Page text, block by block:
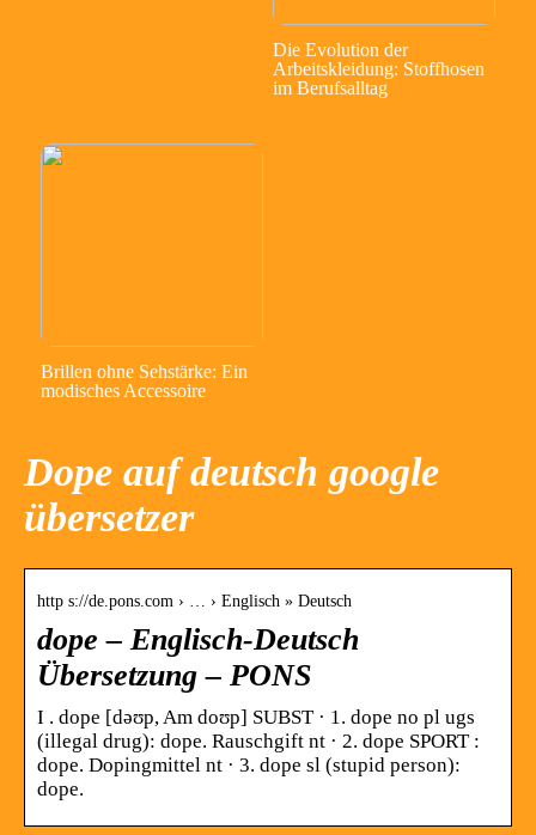
Die Evolution der
Arbeitskleidung: Stoffhosen
im Berufsalltag
Brillen ohne Sehstärke: Ein
modisches Accessoire
Dope auf deutsch google
übersetzer
http s://de.pons.com › … › Englisch » Deutsch
dope – Englisch-Deutsch
Übersetzung – PONS
I . dope [dəʊp, Am doʊp] SUBST · 1. dope no pl ugs
(illegal drug): dope. Rauschgift nt · 2. dope SPORT :
dope. Dopingmittel nt · 3. dope sl (stupid person):
dope.